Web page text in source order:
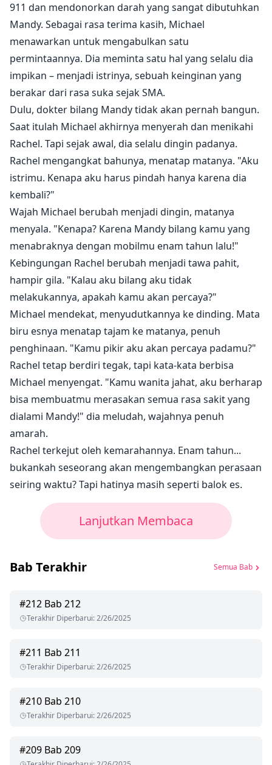
911 dan mendonorkan darah yang sangat dibutuhkan
Mandy. Sebagai rasa terima kasih, Michael
menawarkan untuk mengabulkan satu
permintaannya. Dia meminta satu hal yang selalu dia
impikan – menjadi istrinya, sebuah keinginan yang
berakar dari rasa suka sejak SMA.
Dulu, dokter bilang Mandy tidak akan pernah bangun.
Saat itulah Michael akhirnya menyerah dan menikahi
Rachel. Tapi sejak awal, dia selalu dingin padanya.
Rachel mengangkat bahunya, menatap matanya. "Aku
istrimu. Kenapa aku harus pindah hanya karena dia
kembali?"
Wajah Michael berubah menjadi dingin, matanya
menyala. "Kenapa? Karena Mandy bilang kamu yang
menabraknya dengan mobilmu enam tahun lalu!"
Kebingungan Rachel berubah menjadi tawa pahit,
hampir gila. "Kalau aku bilang aku tidak
melakukannya, apakah kamu akan percaya?"
Michael mendekat, menyudutkannya ke dinding. Mata
biru esnya menatap tajam ke matanya, penuh
penghinaan. "Kamu pikir aku akan percaya padamu?"
Rachel tetap berdiri tegak, tapi kata-kata berbisa
Michael menyengat. "Kamu wanita jahat, aku berharap
bisa membuatmu merasakan semua rasa sakit yang
dialami Mandy!" dia meludah, wajahnya penuh
amarah.
Rachel terkejut oleh kemarahannya. Enam tahun...
bukankah seseorang akan mengembangkan perasaan
seiring waktu? Tapi hatinya masih seperti balok es.
Lanjutkan Membaca
Bab Terakhir Semua Bab
#212 Bab 212
Terakhir Diperbarui:2/26/2025
#211 Bab 211
Terakhir Diperbarui:2/26/2025
#210 Bab 210
Terakhir Diperbarui:2/26/2025
#209 Bab 209